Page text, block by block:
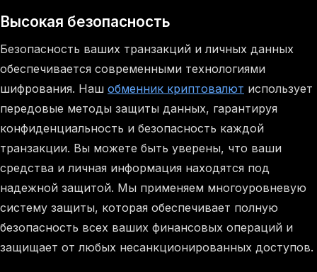
Высокая безопасность
Безопасность ваших транзакций и личных данных
обеспечивается современными технологиями
шифрования. Наш обменник криптовалют использует
передовые методы защиты данных, гарантируя
конфиденциальность и безопасность каждой
транзакции. Вы можете быть уверены, что ваши
средства и личная информация находятся под
надежной защитой. Мы применяем многоуровневую
систему защиты, которая обеспечивает полную
безопасность всех ваших финансовых операций и
защищает от любых несанкционированных доступов.